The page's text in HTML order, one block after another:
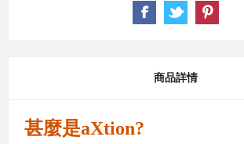
商品詳情
甚麼是aXtion?